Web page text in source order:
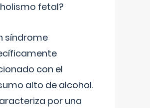
fetal?
síndrome
con el
alto de alcohol.
por una